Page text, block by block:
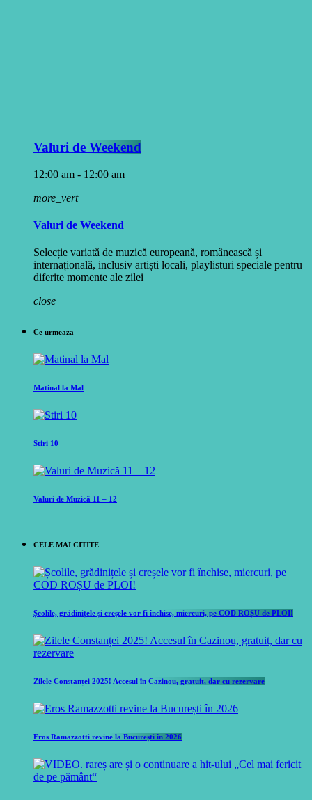
Valuri de Weekend
12:00 am - 12:00 am
more_vert
Valuri de Weekend
Selecție variată de muzică europeană, românească și
internațională, inclusiv artiști locali, playlisturi speciale pentru
diferite momente ale zilei
close
Ce urmeaza
Matinal la Mal
Stiri 10
Valuri de Muzică 11 – 12
CELE MAI CITITE
Școlile, grădinițele și creșele vor fi închise, miercuri, pe COD ROȘU de PLOI!
Zilele Constanței 2025! Accesul în Cazinou, gratuit, dar cu rezervare
Eros Ramazzotti revine la București în 2026